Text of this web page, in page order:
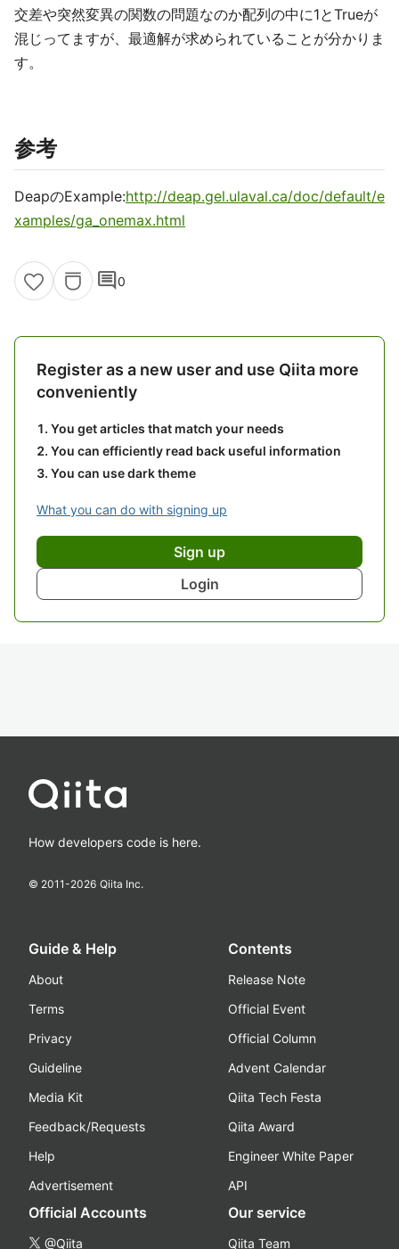
交差や突然変異の関数の問題なのか配列の中に1とTrueが
混じってますが、最適解が求められていることが分かりま
す。
参考
DeapのExample:http://deap.gel.ulaval.ca/doc/default/e
xamples/ga_onemax.html
comment0
Register as a new user and use Qiita more
conveniently
You get articles that match your needs
You can efficiently read back useful information
You can use dark theme
What you can do with signing up
Sign up
Login
How developers code is here.
© 2011-2026 Qiita Inc.
Guide & Help
About
Terms
Privacy
Guideline
Media Kit
Feedback/Requests
Help
Advertisement
Contents
Release Note
Official Event
Official Column
Advent Calendar
Qiita Tech Festa
Qiita Award
Engineer White Paper
API
Official Accounts
@Qiita
Our service
Qiita Team